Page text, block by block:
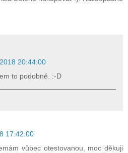
20:44:00
to podobně. :-D
17:42:00
vůbec otestovanou, moc děkuji